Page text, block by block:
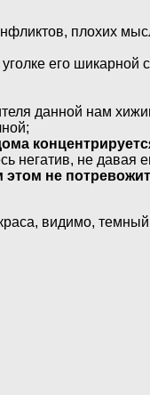
плохих
его шикарной
данной нам
негатив, не давая
не
видимо,